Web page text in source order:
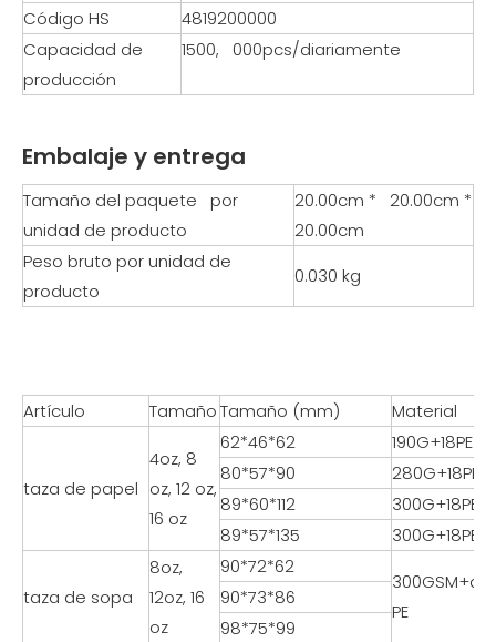
Código HS
4819200000
Capacidad de
producción
1500, 000pcs/diariamente
Embalaje y entrega
Tamaño del paquete por
unidad de producto
20.00cm * 20.00cm *
20.00cm
Peso bruto por unidad de
producto
0.030 kg
Artículo TamañoTamaño (mm) Material
taza de papel
4oz, 8
oz, 12 oz,
16 oz
62*46*62
80*57*90
89*60*112
89*57*135
taza de sopa
8oz,
12oz, 16
oz
90*72*62
PE
90*73*86
98*75*99